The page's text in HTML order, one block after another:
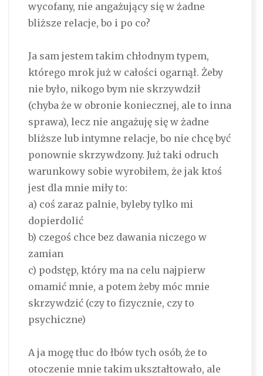
wycofany, nie angażujący się w żadne
bliższe relacje, bo i po co?
Ja sam jestem takim chłodnym typem,
którego mrok już w całości ogarnął. Żeby
nie było, nikogo bym nie skrzywdził
(chyba że w obronie koniecznej, ale to inna
sprawa), lecz nie angażuję się w żadne
bliższe lub intymne relacje, bo nie chcę być
ponownie skrzywdzony. Już taki odruch
warunkowy sobie wyrobiłem, że jak ktoś
jest dla mnie miły to:
a) coś zaraz palnie, byleby tylko mi
dopierdolić
b) czegoś chce bez dawania niczego w
zamian
c) podstęp, który ma na celu najpierw
omamić mnie, a potem żeby móc mnie
skrzywdzić (czy to fizycznie, czy to
psychiczne)
A ja mogę tłuc do łbów tych osób, że to
otoczenie mnie takim ukształtowało, ale